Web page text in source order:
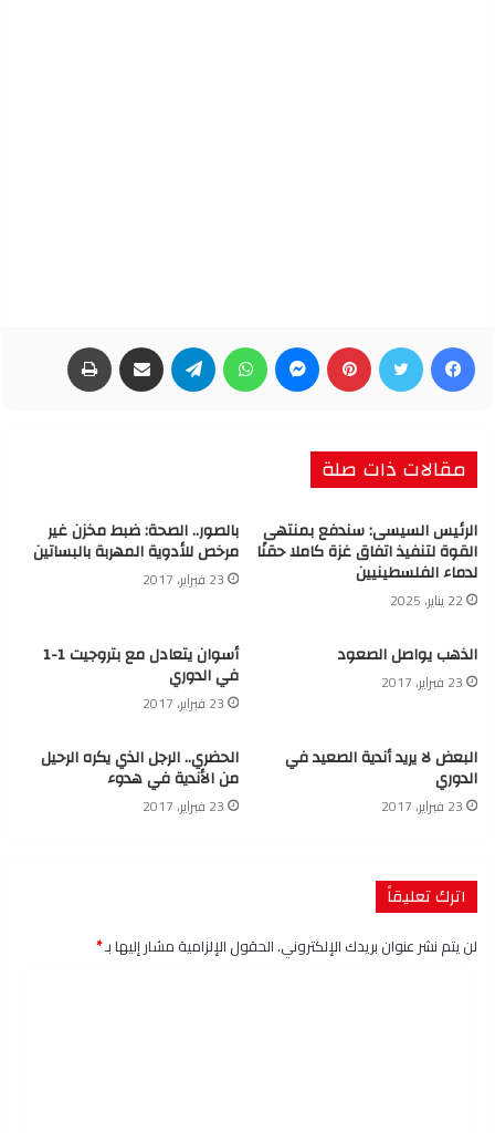
فيسبوك تويتر بينتيريست ماسنجر واتساب تيلقرام مشاركة عبر البريد
مقالات ذات صلة
الرئيس السيسى: سندفع بمنتهى
القوة لتنفيذ اتفاق غزة كاملا حقنًا
لدماء الفلسطينيين
22 يناير، 2025
بالصور.. الصحة: ضبط مخزن غير
مرخص للأدوية المهربة بالبساتين
23 فبراير، 2017
الذهب يواصل الصعود
23 فبراير، 2017
أسوان يتعادل مع بتروجيت 1-1
في الدوري
23 فبراير، 2017
البعض لا يريد أندية الصعيد في
الدوري
23 فبراير، 2017
الحضري.. الرجل الذي يكره الرحيل
من الأندية في هدوء
23 فبراير، 2017
اترك تعليقاً
لن يتم نشر عنوان بريدك الإلكتروني.الحقول الإلزامية مشار إليها بـ*